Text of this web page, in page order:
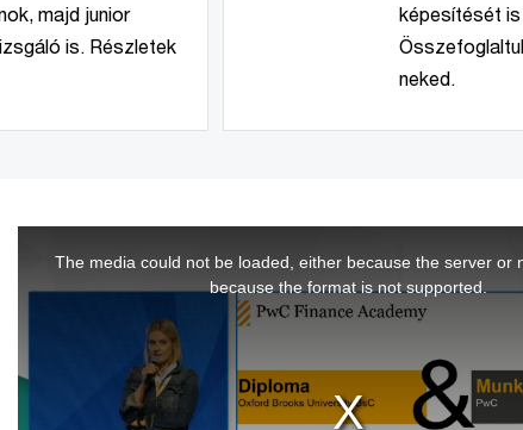
majd junior
is. Részletek
képesítését is
neked.
window.
The media could not be loaded, either because the server or
because the format is not supported.